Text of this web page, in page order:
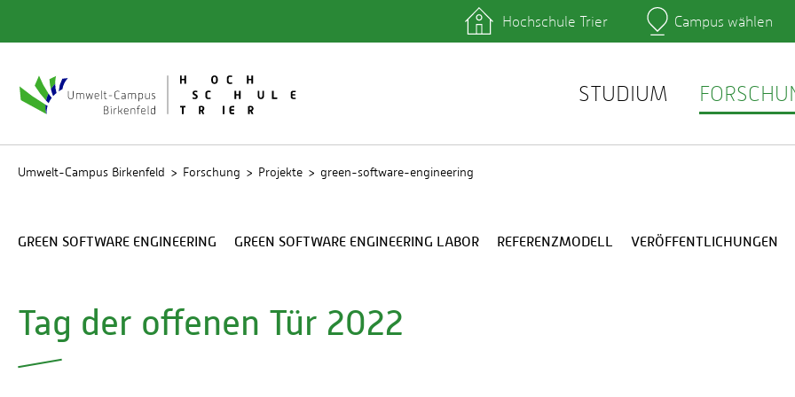
Lernplattformen
Webmail
Hochschule Trier Campus wählen
STUDIUM
Umwelt-Campus Birkenfeld Forschung Projekte green-software-engineering
GREEN SOFTWARE ENGINEERING GREEN SOFTWARE ENGINEERING LABOR REFERENZMODELL VERÖFFENTLICHUNGEN
Tag der offenen Tür 2022